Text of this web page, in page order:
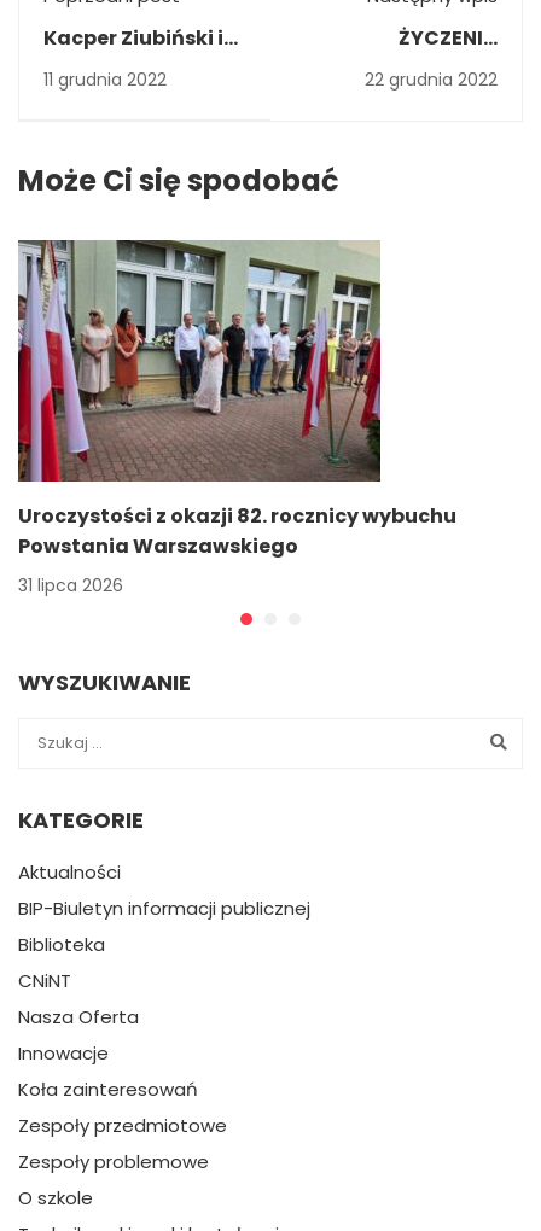
Kacper Ziubiński i
Jakub Gójski
otrzymali
Ministrów za
nauce.
11 grudnia 2022
ŻYCZENIA
ŚWIĄTECZNE
22 grudnia 2022
Może Ci się spodobać
Uroczystości z okazji 82. rocznicy wybuchu
Powstania Warszawskiego
31 lipca 2026
WYSZUKIWANIE
KATEGORIE
Aktualności
BIP-Biuletyn informacji publicznej
Biblioteka
CNiNT
Nasza Oferta
Innowacje
Koła zainteresowań
Zespoły przedmiotowe
Zespoły problemowe
O szkole